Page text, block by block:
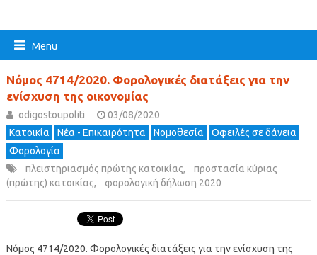
Menu
Νόμος 4714/2020. Φορολογικές διατάξεις για την
ενίσχυση της οικονομίας
odigostoupoliti
03/08/2020
Κατοικία
Νέα - Επικαιρότητα Νομοθεσία
Οφειλές σε δάνεια
Φορολογία
πλειστηριασμός πρώτης κατοικίας,
προστασία κύριας
(πρώτης) κατοικίας, φορολογική δήλωση 2020
Νόμος 4714/2020. Φορολογικές διατάξεις για την ενίσχυση της